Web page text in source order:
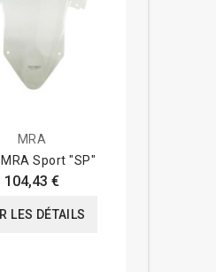
MRA
Sport "SP"
104,43 €
LES DÉTAILS